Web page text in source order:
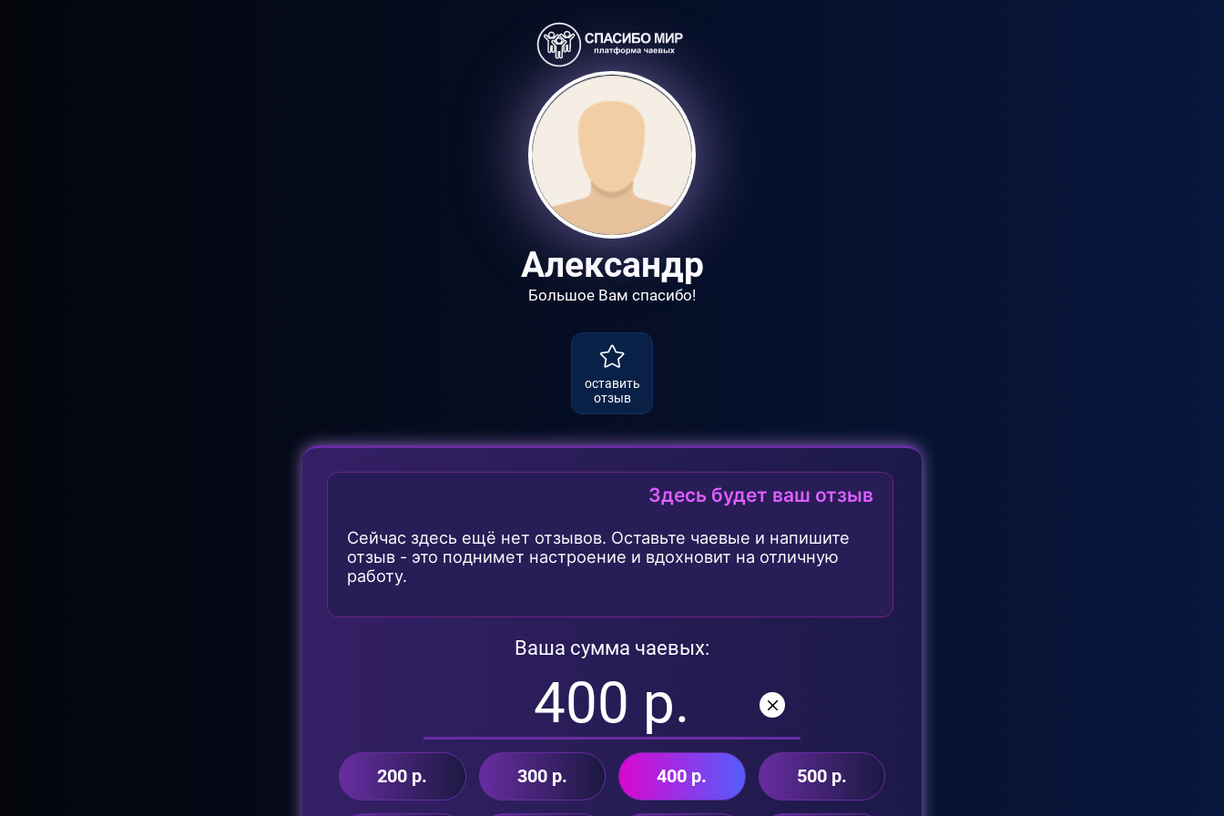
Александр
Большое Вам спасибо!
оставить
отзыв
Здесь будет ваш отзыв
Сейчас здесь ещё нет отзывов. Оставьте чаевые и напишите
отзыв - это поднимет настроение и вдохновит на отличную
работу.
Ваша сумма чаевых:
200 р. 300 р. 400 р. 500 р.